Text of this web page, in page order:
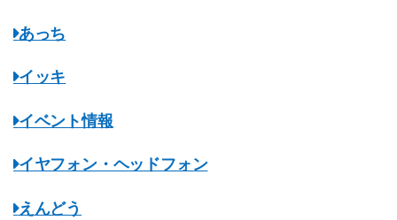
あっち
イッキ
イベント情報
イヤフォン・ヘッドフォン
えんどう